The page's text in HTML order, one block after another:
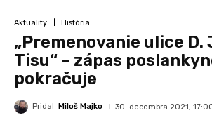
Aktuality História
„Premenovanie ulice D.
Tisu“ – zápas
pokračuje
Pridal Miloš Majko 30. decembra 2021,